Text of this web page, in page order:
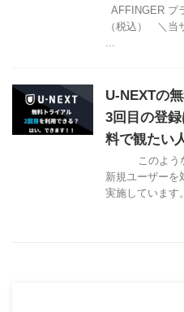
AFFINGER プ
（税込） ＼
...
U-NEXTの
3回目の登
料で観たい
このような
新規ユーザーを
実施しています